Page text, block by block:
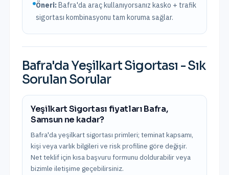
Öneri:Bafra'da araç kullanıyorsanız kasko + trafik
sigortası kombinasyonu tam koruma sağlar.
Bafra'da Yeşilkart Sigortası - Sık
Sorulan Sorular
Yeşilkart Sigortası fiyatları Bafra,
Samsun ne kadar?
Bafra'da yeşilkart sigortası primleri; teminat kapsamı,
kişi veya varlık bilgileri ve risk profiline göre değişir.
Net teklif için kısa başvuru formunu doldurabilir veya
bizimle iletişime geçebilirsiniz.